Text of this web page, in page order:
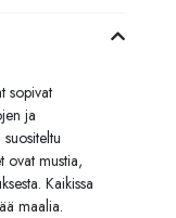
sopivat
ja
ovat mustia,
Kaikissa
maalia.